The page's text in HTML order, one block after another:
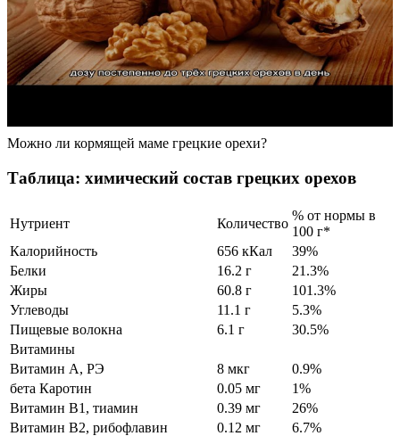
Можно ли кормящей маме грецкие орехи?
Таблица: химический состав грецких орехов
Нутриент Количество
% от нормы в
100 г*
Калорийность
656 кКал
39%
Белки
16.2 г
21.3%
Жиры
60.8 г
101.3%
Углеводы
11.1 г
5.3%
Пищевые волокна
6.1 г
30.5%
Витамины
Витамин А, РЭ
8 мкг
0.9%
бета Каротин
0.05 мг
1%
Витамин В1, тиамин
0.39 мг
26%
Витамин В2, рибофлавин
0.12 мг 6.7%